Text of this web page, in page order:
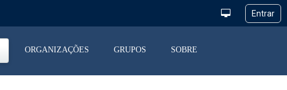
ORGANIZAÇÕES GRUPOS SOBRE